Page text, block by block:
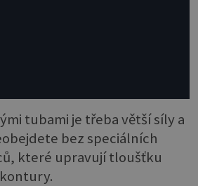
tubami je třeba větší síly a
bez speciálních
které upravují tloušťku